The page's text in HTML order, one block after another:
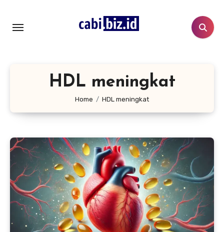
konten
HDL meningkat
Home HDL meningkat